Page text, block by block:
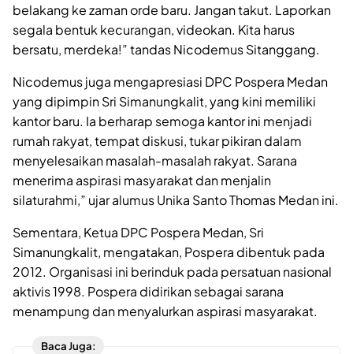
belakang ke zaman orde baru. Jangan takut. Laporkan
segala bentuk kecurangan, videokan. Kita harus
bersatu, merdeka!” tandas Nicodemus Sitanggang.
Nicodemus juga mengapresiasi DPC Pospera Medan
yang dipimpin Sri Simanungkalit, yang kini memiliki
kantor baru. Ia berharap semoga kantor ini menjadi
rumah rakyat, tempat diskusi, tukar pikiran dalam
menyelesaikan masalah-masalah rakyat. Sarana
menerima aspirasi masyarakat dan menjalin
silaturahmi,” ujar alumus Unika Santo Thomas Medan ini.
Sementara, Ketua DPC Pospera Medan, Sri
Simanungkalit, mengatakan, Pospera dibentuk pada
2012. Organisasi ini berinduk pada persatuan nasional
aktivis 1998. Pospera didirikan sebagai sarana
menampung dan menyalurkan aspirasi masyarakat.
Baca Juga: